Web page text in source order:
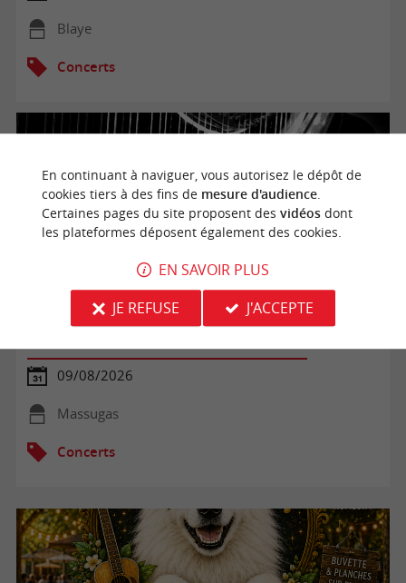
Blaye
Concerts
Massugas Musique du Monde
09/08/2026
Massugas
Concerts
En continuant à naviguer, vous autorisez le dépôt de
cookies tiers à des fins de mesure d'audience.
Certaines pages du site proposent des vidéosdont
les plateformes déposent également des cookies.
EN SAVOIR PLUS
JE REFUSE
J'ACCEPTE